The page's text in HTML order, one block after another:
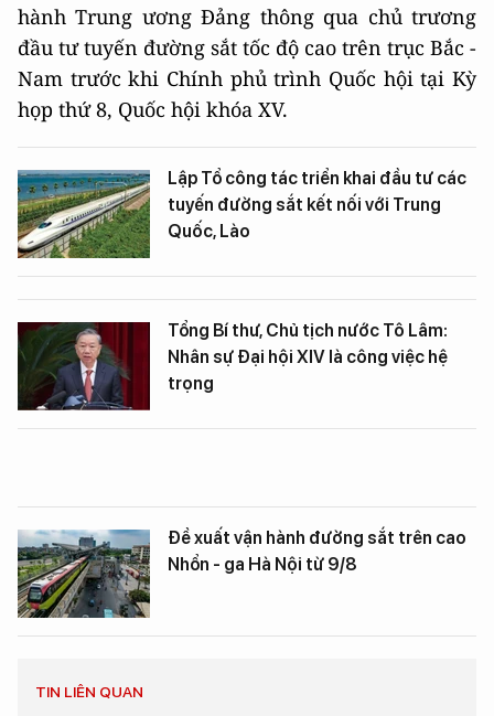
hành Trung ương Đảng thông qua chủ trương
đầu tư tuyến đường sắt tốc độ cao trên trục Bắc -
Nam trước khi Chính phủ trình Quốc hội tại Kỳ
họp thứ 8, Quốc hội khóa XV.
Lập Tổ công tác triển khai đầu tư các
tuyến đường sắt kết nối với Trung
Quốc, Lào
Tổng Bí thư, Chủ tịch nước Tô Lâm:
Nhân sự Đại hội XIV là công việc hệ
trọng
Đề xuất vận hành đường sắt trên cao
Nhổn - ga Hà Nội từ 9/8
TIN LIÊN QUAN